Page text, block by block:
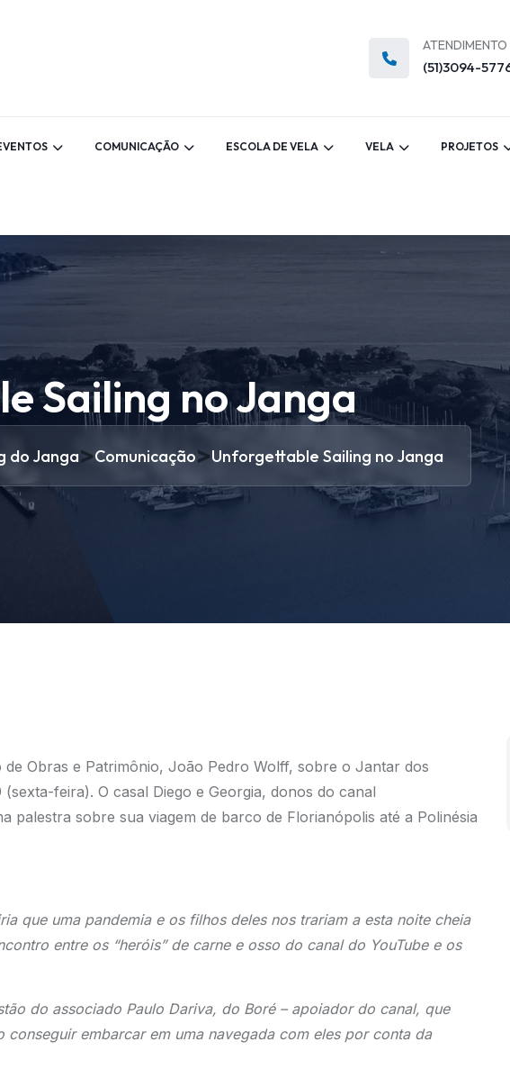
ATENDIMENTO
(51)3094-
COMUNICAÇÃO ESCOLA DE VELA VELA PROJETOS
Sailing no Janga
do Janga>Comunicação>Unforgettable Sailing no Janga
Obras e Patrimônio, João Pedro Wolff, sobre o Jantar dos
feira). O casal Diego e Georgia, donos do canal
palestra sobre sua viagem de barco de Florianópolis até a Polinésia
que uma pandemia e os filhos deles nos trariam a esta noite cheia
entre os “heróis” de carne e osso do canal do YouTube e os
do associado Paulo Dariva, do Boré – apoiador do canal, que
embarcar em uma navegada com eles por conta da